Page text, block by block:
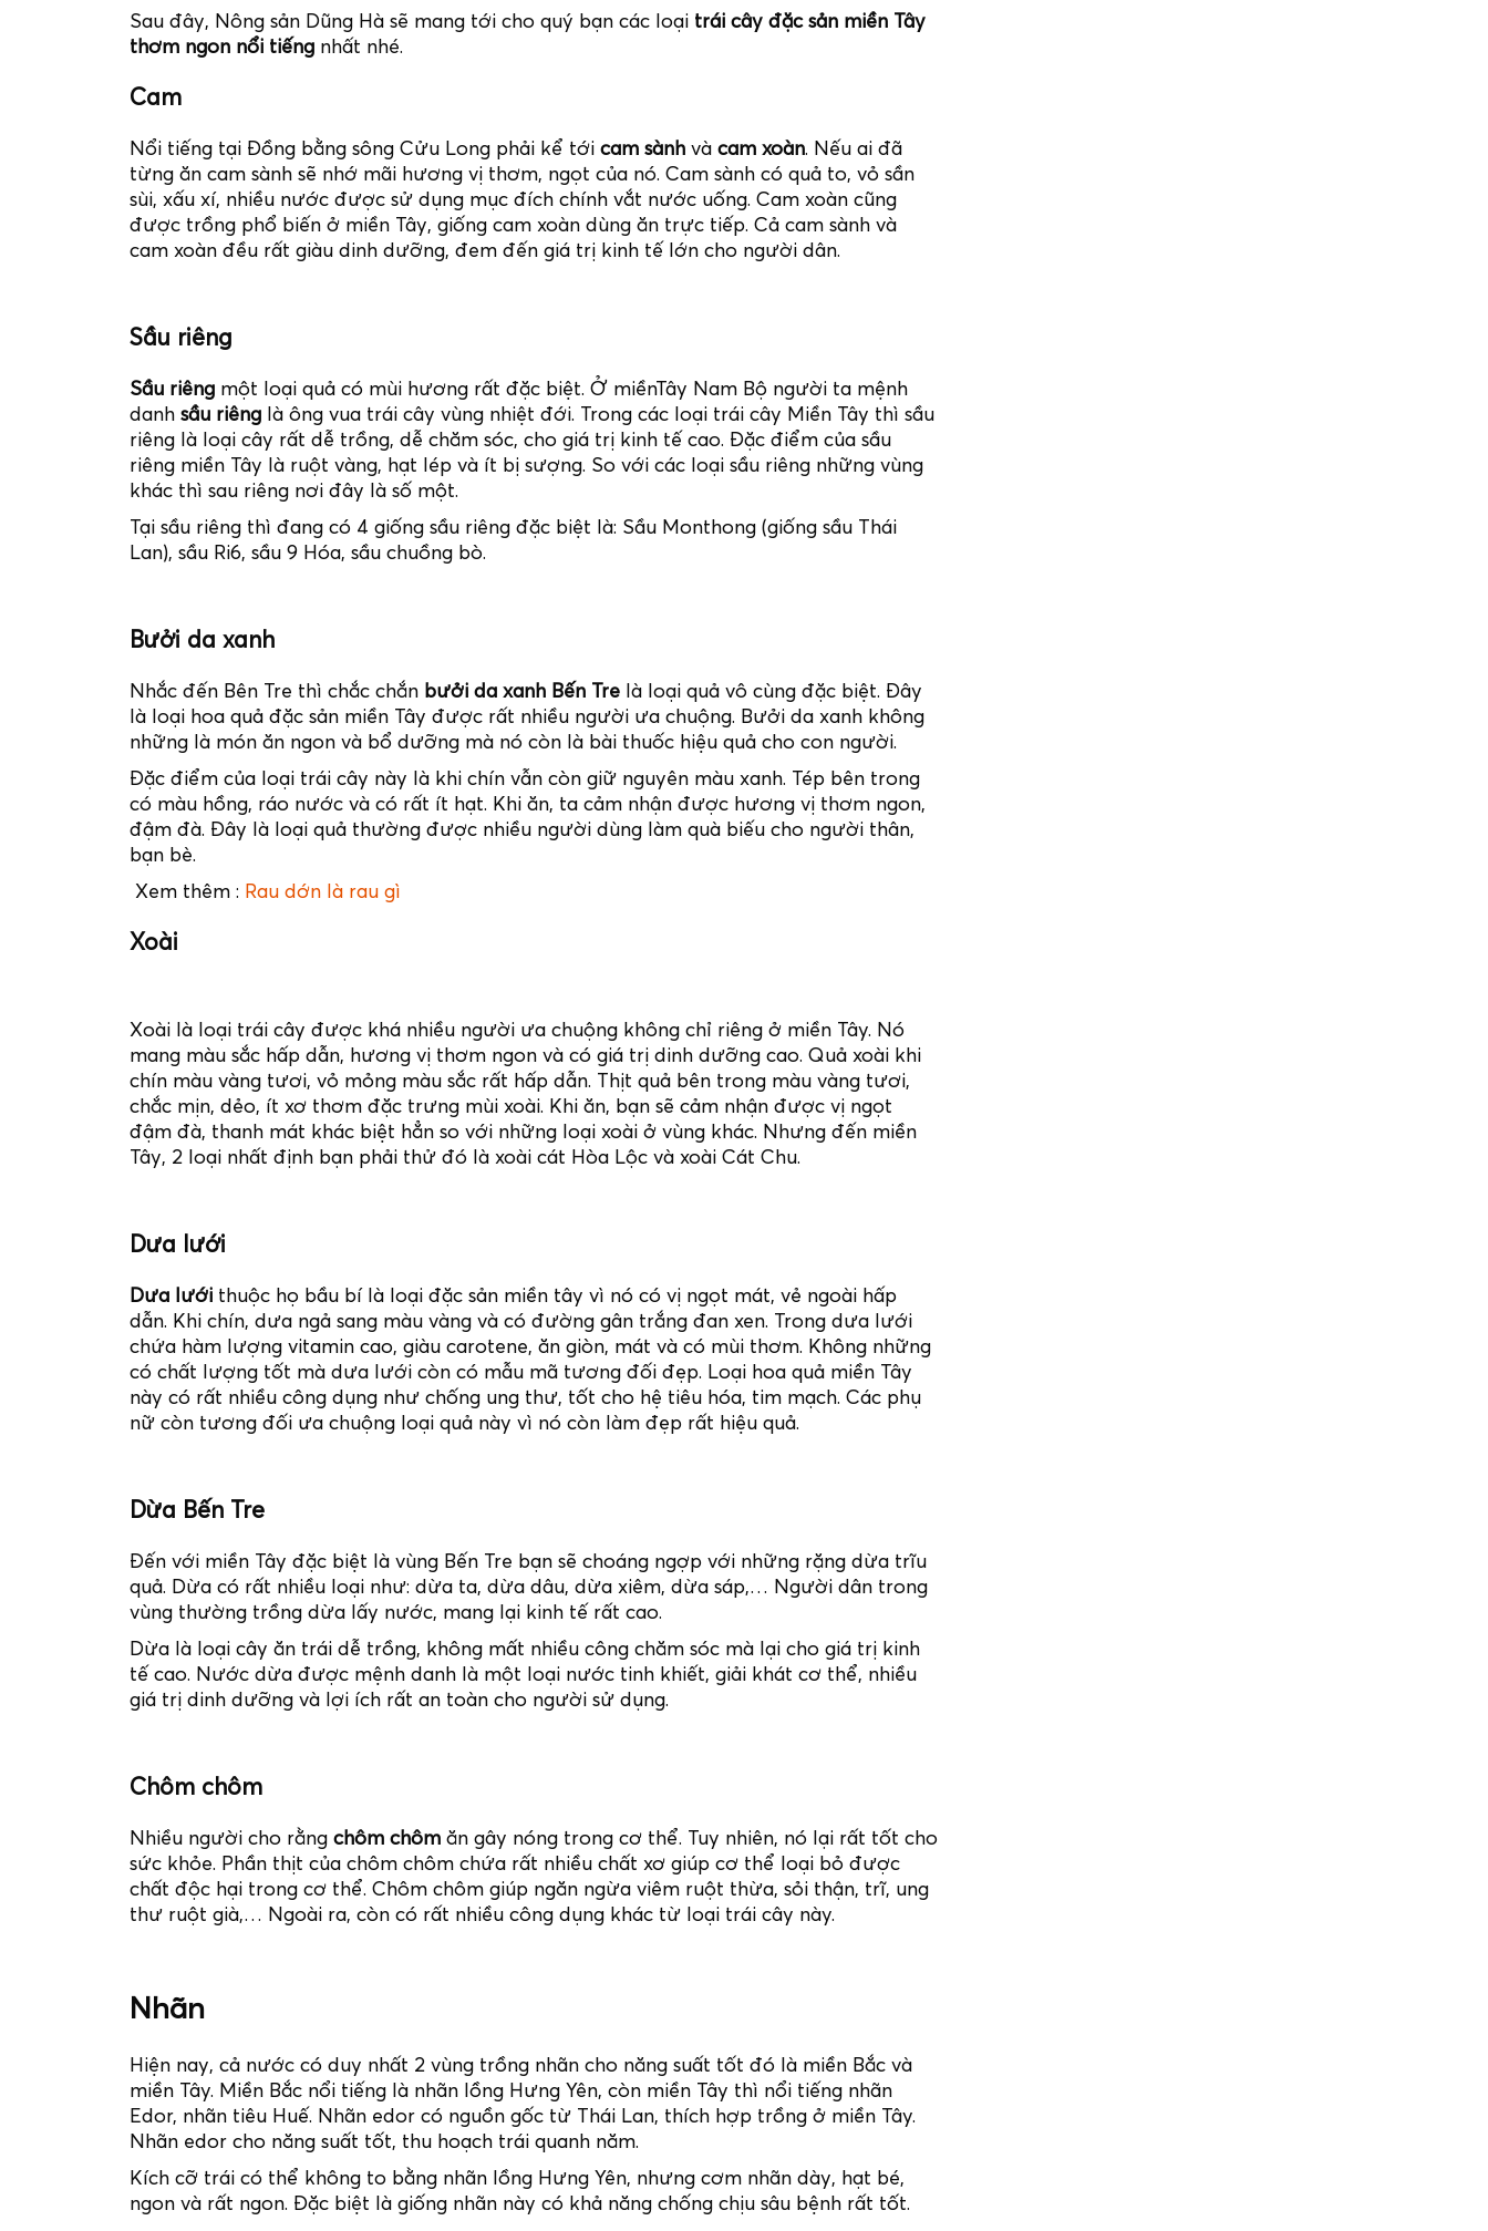
Sau đây, Nông sản Dũng Hà sẽ mang tới cho quý bạn các loại trái cây đặc sản miền Tây
thơm ngon nổi tiếng nhất nhé.
Cam
Nổi tiếng tại Đồng bằng sông Cửu Long phải kể tới cam sành và cam xoàn. Nếu ai đã
từng ăn cam sành sẽ nhớ mãi hương vị thơm, ngọt của nó. Cam sành có quả to, vỏ sần
sùi, xấu xí, nhiều nước được sử dụng mục đích chính vắt nước uống. Cam xoàn cũng
được trồng phổ biến ở miền Tây, giống cam xoàn dùng ăn trực tiếp. Cả cam sành và
cam xoàn đều rất giàu dinh dưỡng, đem đến giá trị kinh tế lớn cho người dân.
Sầu riêng
Sầu riêng một loại quả có mùi hương rất đặc biệt. Ở miềnTây Nam Bộ người ta mệnh
danh sầu riêng là ông vua trái cây vùng nhiệt đới. Trong các loại trái cây Miền Tây thì sầu
riêng là loại cây rất dễ trồng, dễ chăm sóc, cho giá trị kinh tế cao. Đặc điểm của sầu
riêng miền Tây là ruột vàng, hạt lép và ít bị sượng. So với các loại sầu riêng những vùng
khác thì sau riêng nơi đây là số một.
Tại sầu riêng thì đang có 4 giống sầu riêng đặc biệt là: Sầu Monthong (giống sầu Thái
Lan), sầu Ri6, sầu 9 Hóa, sầu chuồng bò.
Bưởi da xanh
Nhắc đến Bên Tre thì chắc chắn bưởi da xanh Bến Tre là loại quả vô cùng đặc biệt. Đây
là loại hoa quả đặc sản miền Tây được rất nhiều người ưa chuộng. Bưởi da xanh không
những là món ăn ngon và bổ dưỡng mà nó còn là bài thuốc hiệu quả cho con người.
Đặc điểm của loại trái cây này là khi chín vẫn còn giữ nguyên màu xanh. Tép bên trong
có màu hồng, ráo nước và có rất ít hạt. Khi ăn, ta cảm nhận được hương vị thơm ngon,
đậm đà. Đây là loại quả thường được nhiều người dùng làm quà biếu cho người thân,
bạn bè.
Xem thêm : Rau dớn là rau gì
Xoài
Xoài là loại trái cây được khá nhiều người ưa chuộng không chỉ riêng ở miền Tây. Nó
mang màu sắc hấp dẫn, hương vị thơm ngon và có giá trị dinh dưỡng cao. Quả xoài khi
chín màu vàng tươi, vỏ mỏng màu sắc rất hấp dẫn. Thịt quả bên trong màu vàng tươi,
chắc mịn, dẻo, ít xơ thơm đặc trưng mùi xoài. Khi ăn, bạn sẽ cảm nhận được vị ngọt
đậm đà, thanh mát khác biệt hẳn so với những loại xoài ở vùng khác. Nhưng đến miền
Tây, 2 loại nhất định bạn phải thử đó là xoài cát Hòa Lộc và xoài Cát Chu.
Dưa lưới
Dưa lưới thuộc họ bầu bí là loại đặc sản miền tây vì nó có vị ngọt mát, vẻ ngoài hấp
dẫn. Khi chín, dưa ngả sang màu vàng và có đường gân trắng đan xen. Trong dưa lưới
chứa hàm lượng vitamin cao, giàu carotene, ăn giòn, mát và có mùi thơm. Không những
có chất lượng tốt mà dưa lưới còn có mẫu mã tương đối đẹp. Loại hoa quả miền Tây
này có rất nhiều công dụng như chống ung thư, tốt cho hệ tiêu hóa, tim mạch. Các phụ
nữ còn tương đối ưa chuộng loại quả này vì nó còn làm đẹp rất hiệu quả.
Dừa Bến Tre
Đến với miền Tây đặc biệt là vùng Bến Tre bạn sẽ choáng ngợp với những rặng dừa trĩu
quả. Dừa có rất nhiều loại như: dừa ta, dừa dâu, dừa xiêm, dừa sáp,… Người dân trong
vùng thường trồng dừa lấy nước, mang lại kinh tế rất cao.
Dừa là loại cây ăn trái dễ trồng, không mất nhiều công chăm sóc mà lại cho giá trị kinh
tế cao. Nước dừa được mệnh danh là một loại nước tinh khiết, giải khát cơ thể, nhiều
giá trị dinh dưỡng và lợi ích rất an toàn cho người sử dụng.
Chôm chôm
Nhiều người cho rằng chôm chôm ăn gây nóng trong cơ thể. Tuy nhiên, nó lại rất tốt cho
sức khỏe. Phần thịt của chôm chôm chứa rất nhiều chất xơ giúp cơ thể loại bỏ được
chất độc hại trong cơ thể. Chôm chôm giúp ngăn ngừa viêm ruột thừa, sỏi thận, trĩ, ung
thư ruột già,… Ngoài ra, còn có rất nhiều công dụng khác từ loại trái cây này.
Nhãn
Hiện nay, cả nước có duy nhất 2 vùng trồng nhãn cho năng suất tốt đó là miền Bắc và
miền Tây. Miền Bắc nổi tiếng là nhãn lồng Hưng Yên, còn miền Tây thì nổi tiếng nhãn
Edor, nhãn tiêu Huế. Nhãn edor có nguồn gốc từ Thái Lan, thích hợp trồng ở miền Tây.
Nhãn edor cho năng suất tốt, thu hoạch trái quanh năm.
Kích cỡ trái có thể không to bằng nhãn lồng Hưng Yên, nhưng cơm nhãn dày, hạt bé,
ngon và rất ngon. Đặc biệt là giống nhãn này có khả năng chống chịu sâu bệnh rất tốt.